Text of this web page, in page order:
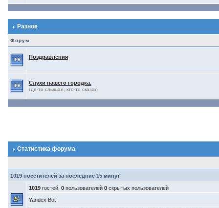
Разное
Форум
Поздравления
Слухи нашего городка.
где-то слышал, кто-то сказал
Статистика форума
1019 посетителей за последние 15 минут
1019гостей, 0пользователей 0скрытых пользователей
Yandex Bot